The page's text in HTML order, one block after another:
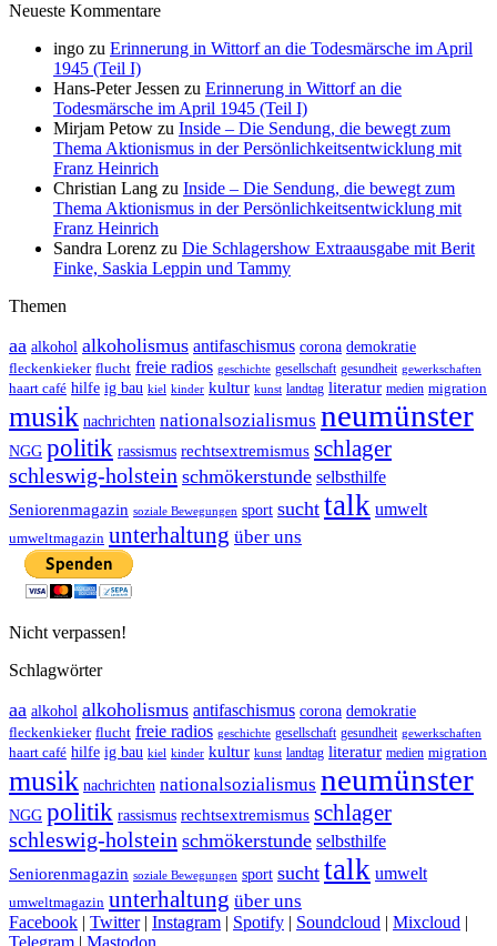
Neueste Kommentare
ingo zu Erinnerung in Wittorf an die Todesmärsche im April
1945 (Teil I)
Hans-Peter Jessen zu Erinnerung in Wittorf an die
Todesmärsche im April 1945 (Teil I)
Mirjam Petow zu Inside – Die Sendung, die bewegt zum
Thema Aktionismus in der Persönlichkeitsentwicklung mit
Franz Heinrich
Christian Lang zu Inside – Die Sendung, die bewegt zum
Thema Aktionismus in der Persönlichkeitsentwicklung mit
Franz Heinrich
Sandra Lorenz zu Die Schlagershow Extraausgabe mit Berit
Finke, Saskia Leppin und Tammy
Themen
aa alkohol alkoholismus antifaschismus corona demokratie
fleckenkieker flucht freie radios geschichte gesellschaft gesundheit gewerkschaften
haart café hilfe ig bau kiel kinder kultur kunst landtag literatur medien migration
musik nachrichten nationalsozialismus neumünster
NGG politik rassismus rechtsextremismus schlager
schleswig-holstein schmökerstunde selbsthilfe
Seniorenmagazin soziale Bewegungen sport sucht talk umwelt
umweltmagazin unterhaltung über uns
Nicht verpassen!
Schlagwörter
aa alkohol alkoholismus antifaschismus corona demokratie
fleckenkieker flucht freie radios geschichte gesellschaft gesundheit gewerkschaften
haart café hilfe ig bau kiel kinder kultur kunst landtag literatur medien migration
musik nachrichten nationalsozialismus neumünster
NGG politik rassismus rechtsextremismus schlager
schleswig-holstein schmökerstunde selbsthilfe
Seniorenmagazin soziale Bewegungen sport sucht talk umwelt
umweltmagazin unterhaltung über uns
Facebook | Twitter| Instagram | Spotify | Soundcloud | Mixcloud |
Telegram | Mastodon